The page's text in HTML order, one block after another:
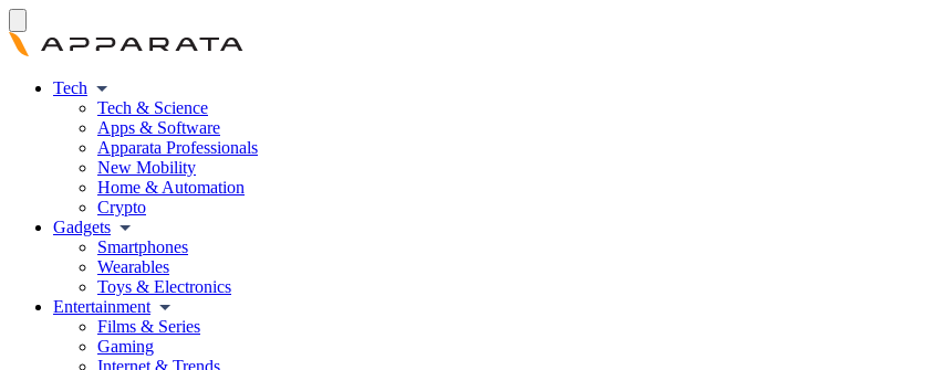
Tech
Tech & Science
Apps & Software
Apparata Professionals
New Mobility
Home & Automation
Crypto
Gadgets
Smartphones
Wearables
Toys & Electronics
Entertainment
Films & Series
Gaming
Internet & Trends